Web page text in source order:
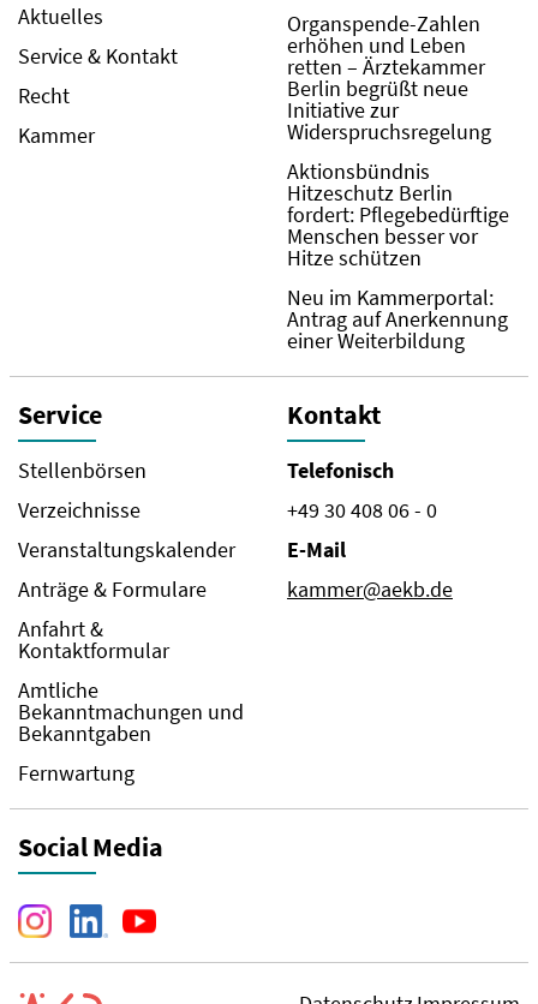
Aktuelles
Service & Kontakt
Recht
Kammer
Organspende-Zahlen
erhöhen und Leben
retten – Ärztekammer
Berlin begrüßt neue
Initiative zur
Widerspruchsregelung
Aktionsbündnis
Hitzeschutz Berlin
fordert: Pflegebedürftige
Menschen besser vor
Hitze schützen
Neu im Kammerportal:
Antrag auf Anerkennung
einer Weiterbildung
Service
Stellenbörsen
Verzeichnisse
Veranstaltungskalender
Anträge & Formulare
Anfahrt &
Kontaktformular
Amtliche
Bekanntmachungen und
Bekanntgaben
Fernwartung
Kontakt
Telefonisch
+49 30 408 06 - 0
E-Mail
kammer@aekb.de
Social Media